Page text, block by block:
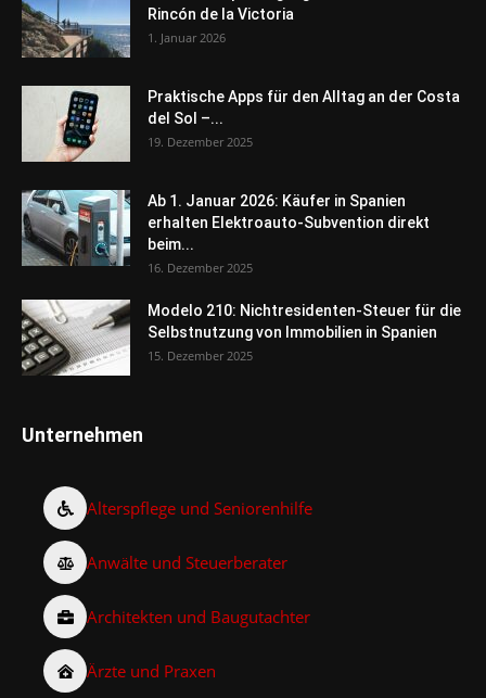
Rincón de la Victoria
1. Januar 2026
Praktische Apps für den Alltag an der Costa
del Sol –...
19. Dezember 2025
Ab 1. Januar 2026: Käufer in Spanien
erhalten Elektroauto-Subvention direkt
beim...
16. Dezember 2025
Modelo 210: Nichtresidenten-Steuer für die
Selbstnutzung von Immobilien in Spanien
15. Dezember 2025
Unternehmen
Alterspflege und Seniorenhilfe
Anwälte und Steuerberater
Architekten und Baugutachter
Ärzte und Praxen